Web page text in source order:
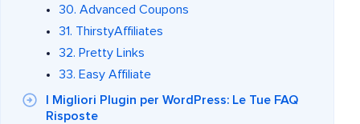
30. Advanced Coupons
31. ThirstyAffiliates
32. Pretty Links
33. Easy Affiliate
I Migliori Plugin per WordPress: Le Tue FAQ
Risposte